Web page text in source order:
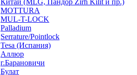
Китай (MLG, Пандор Zirh Kilit и пр.)
MOTTURA
MUL-T-LOCK
Palladium
Serrature/Pointlock
Tesa (Испания)
Аллюр
г.Барановичи
Булат